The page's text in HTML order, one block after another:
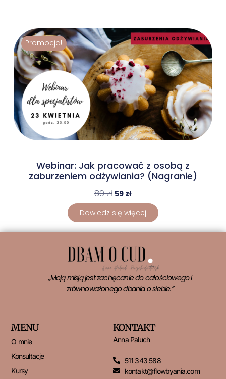
Promocja!
Webinar: Jak pracować z osobą z
zaburzeniem odżywiania? (Nagranie)
89zł 59 zł
Dowiedz się więcej
„Moją misją jest zachęcanie do całościowego i
zrównoważonego dbania o siebie.”
MENU
O mnie
Konsultacje
Kursy
KONTAKT
Anna Paluch
511 343 588
kontakt@flowbyania.com